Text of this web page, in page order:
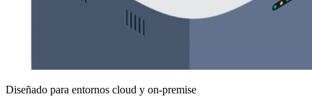
Diseñado para entornos cloud y on-premise